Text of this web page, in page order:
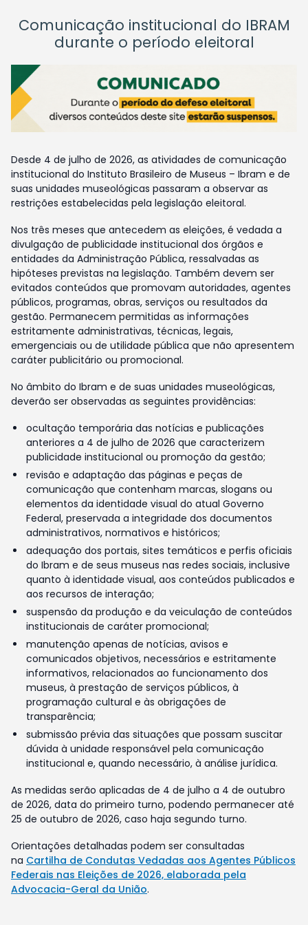
Comunicação institucional do IBRAM
durante o período eleitoral
Desde 4 de julho de 2026, as atividades de comunicação
institucional do Instituto Brasileiro de Museus – Ibram e de
suas unidades museológicas passaram a observar as
restrições estabelecidas pela legislação eleitoral.
Nos três meses que antecedem as eleições, é vedada a
divulgação de publicidade institucional dos órgãos e
entidades da Administração Pública, ressalvadas as
hipóteses previstas na legislação. Também devem ser
evitados conteúdos que promovam autoridades, agentes
públicos, programas, obras, serviços ou resultados da
gestão. Permanecem permitidas as informações
estritamente administrativas, técnicas, legais,
emergenciais ou de utilidade pública que não apresentem
caráter publicitário ou promocional.
No âmbito do Ibram e de suas unidades museológicas,
deverão ser observadas as seguintes providências:
ocultação temporária das notícias e publicações
anteriores a 4 de julho de 2026 que caracterizem
publicidade institucional ou promoção da gestão;
revisão e adaptação das páginas e peças de
comunicação que contenham marcas, slogans ou
elementos da identidade visual do atual Governo
Federal, preservada a integridade dos documentos
administrativos, normativos e históricos;
adequação dos portais, sites temáticos e perfis oficiais
do Ibram e de seus museus nas redes sociais, inclusive
quanto à identidade visual, aos conteúdos publicados e
aos recursos de interação;
suspensão da produção e da veiculação de conteúdos
institucionais de caráter promocional;
manutenção apenas de notícias, avisos e
comunicados objetivos, necessários e estritamente
informativos, relacionados ao funcionamento dos
museus, à prestação de serviços públicos, à
programação cultural e às obrigações de
transparência;
submissão prévia das situações que possam suscitar
dúvida à unidade responsável pela comunicação
institucional e, quando necessário, à análise jurídica.
As medidas serão aplicadas de 4 de julho a 4 de outubro
de 2026, data do primeiro turno, podendo permanecer até
25 de outubro de 2026, caso haja segundo turno.
Orientações detalhadas podem ser consultadas
na Cartilha de Condutas Vedadas aos Agentes Públicos
Federais nas Eleições de 2026, elaborada pela
Advocacia-Geral da União.